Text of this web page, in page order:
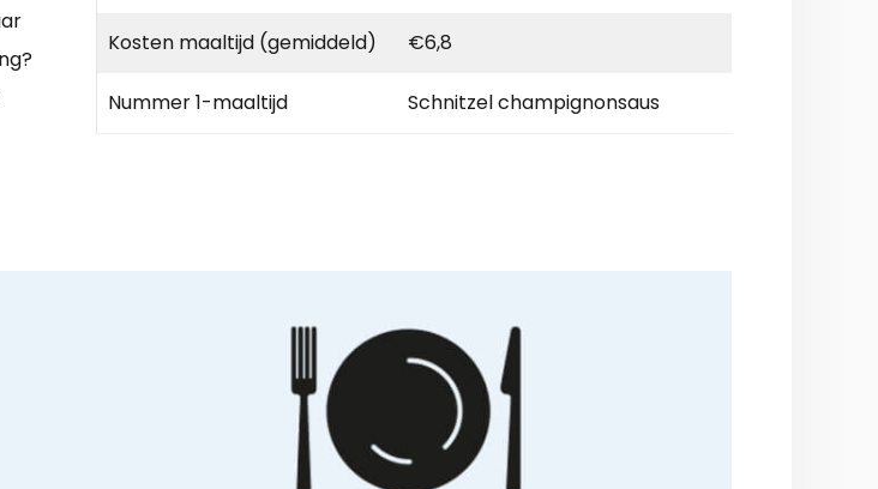
Kosten maaltijd (gemiddeld) €6,8
Nummer 1-maaltijd Schnitzel champignonsaus